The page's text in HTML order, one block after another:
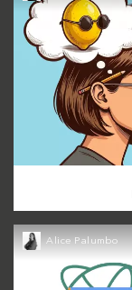
Alice Palumbo